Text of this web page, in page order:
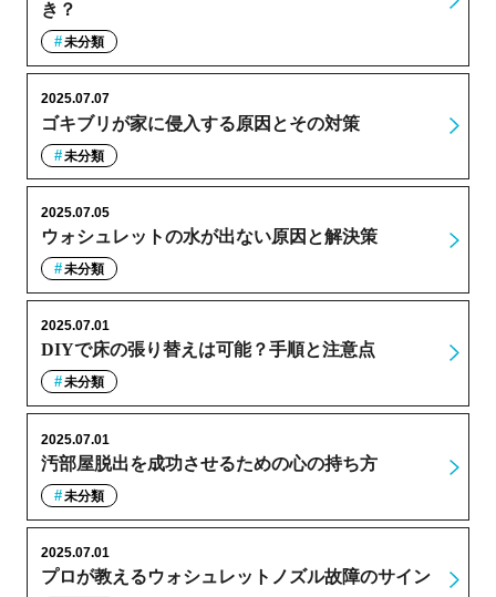
き？
未分類
ゴキブリが家に侵入する原因とその対策
2025.07.07
未分類
ウォシュレットの水が出ない原因と解決策
2025.07.05
未分類
DIYで床の張り替えは可能？手順と注意点
2025.07.01
未分類
汚部屋脱出を成功させるための心の持ち方
2025.07.01
未分類
プロが教えるウォシュレットノズル故障のサイン
2025.07.01